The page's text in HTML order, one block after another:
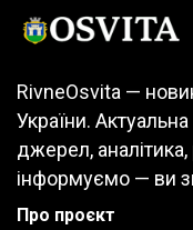
RivneOsvita —
України.
джерел,
інформуємо — ви
Про проєкт